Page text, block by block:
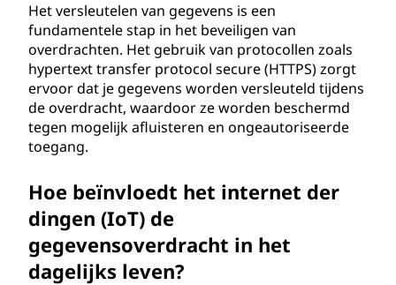
Het versleutelen van gegevens is een
fundamentele stap in het beveiligen van
overdrachten. Het gebruik van protocollen zoals
hypertext transfer protocol secure (HTTPS) zorgt
ervoor dat je gegevens worden versleuteld tijdens
de overdracht, waardoor ze worden beschermd
tegen mogelijk afluisteren en ongeautoriseerde
toegang.
Hoe beïnvloedt het internet der
dingen (IoT) de
gegevensoverdracht in het
dagelijks leven?